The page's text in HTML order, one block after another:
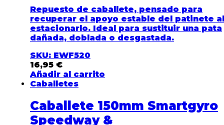
Repuesto de caballete, pensado para
recuperar el apoyo estable del patinete al
estacionarlo. Ideal para sustituir una pata
dañada, doblada o desgastada.
SKU: EWF520
16,95 €
Añadir al carrito
Caballetes
Caballete 150mm Smartgyro
Speedway &